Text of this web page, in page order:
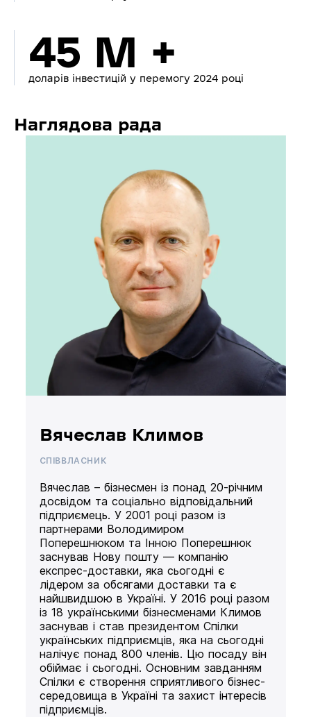
45 M +
доларів інвестицій у перемогу 2024 році
Наглядова рада
Вячеслав Климов
СПІВВЛАСНИК
Вячеслав – бізнесмен із понад 20-річним
досвідом та соціально відповідальний
підприємець. У 2001 році разом із
партнерами Володимиром
Поперешнюком та Інною Поперешнюк
заснував Нову пошту — компанію
експрес-доставки, яка сьогодні є
лідером за обсягами доставки та є
найшвидшою в Україні. У 2016 році разом
із 18 українськими бізнесменами Климов
заснував і став президентом Спілки
українських підприємців, яка на сьогодні
налічує понад 800 членів. Цю посаду він
обіймає і сьогодні. Основним завданням
Спілки є створення сприятливого бізнес-
середовища в Україні та захист інтересів
підприємців.